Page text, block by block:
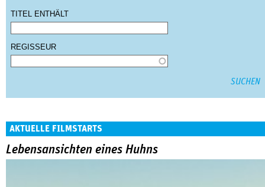
TITEL ENTHÄLT
REGISSEUR
AKTUELLE FILMSTARTS
Lebensansichten eines Huhns